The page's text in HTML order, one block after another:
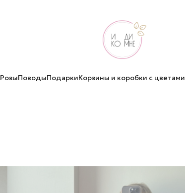
РозыПоводыПодаркиКорзины и коробки с цветами